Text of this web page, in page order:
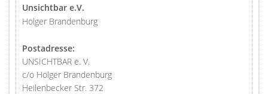
Unsichtbar e.V.
Holger Brandenburg
Postadresse:
UNSICHTBAR e. V.
c/o Holger Brandenburg
Heilenbecker Str. 372